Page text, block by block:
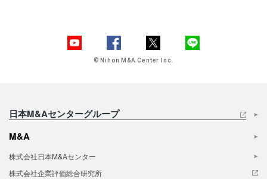
© Nihon M&A Center Inc.
日本M&Aセンターグループ
M&A
株式会社日本M&Aセンター
株式会社企業評価総合研究所